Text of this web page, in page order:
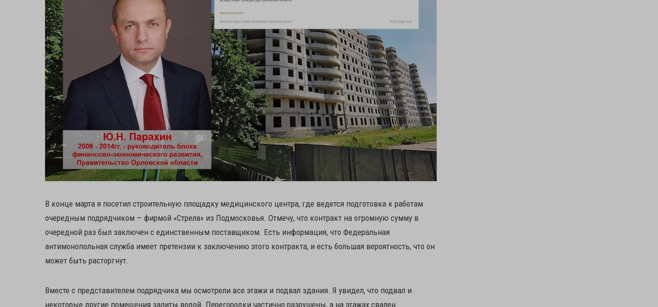
В конце марта я посетил строительную площадку медицинского центра, где ведется подготовка к работам
очередным подрядчиком — фирмой «Стрела» из Подмосковья. Отмечу, что контракт на огромную сумму в
очередной раз был заключен с единственным поставщиком. Есть информация, что Федеральная
антимонопольная служба имеет претензии к заключению этого контракта, и есть большая вероятность, что он
может быть расторгнут.
Вместе с представителем подрядчика мы осмотрели все этажи и подвал здания. Я увидел, что подвал и
некоторые другие помещения залиты водой. Перегородки частично разрушены, а на этажах свален